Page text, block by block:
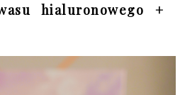
hialuronowego +